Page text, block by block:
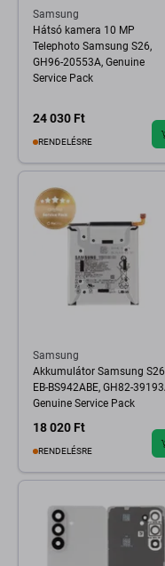
Samsung
Hátsó kamera 10 MP
Telephoto Samsung S26,
GH96-20553A, Genuine
Service Pack
24 030 Ft
RENDELÉSRE
Samsung
Akkumulátor Samsung
EB-BS942ABE, GH82-
Genuine Service Pack
18 020 Ft
RENDELÉSRE